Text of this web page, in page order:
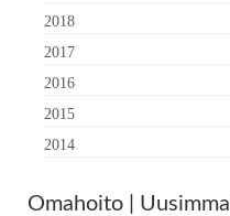
2018
2017
2016
2015
2014
Omahoito |